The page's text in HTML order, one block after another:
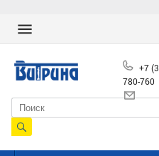
+7
780-760